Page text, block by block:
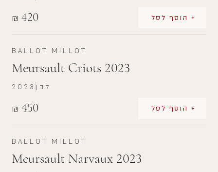
₪ 420 + הוסף לסל
BALLOT MILLOT
Meursault Criots 2023
₪ 450 + הוסף לסל
2023 לבן
BALLOT MILLOT
Meursault Narvaux 2023